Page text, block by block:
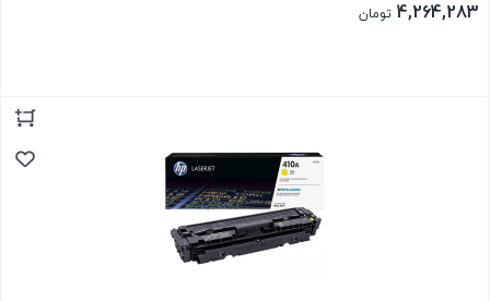
4,264,283 تومان